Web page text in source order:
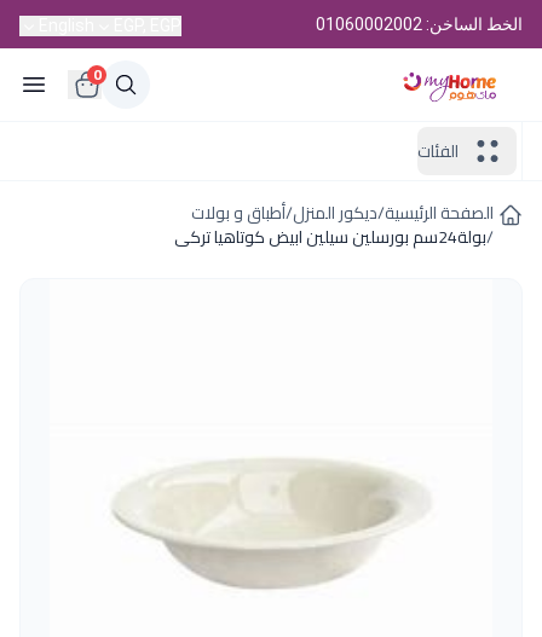
الخط الساخن: 01060002002
0
الفئات
الصفحة الرئيسية/ديكور المنزل/أطباق و بولات
/بولة24سم بورسلين سيلين ابيض كوتاهيا تركى